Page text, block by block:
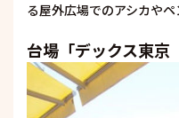
る屋外広場でのアシカやペ
台場「デックス東